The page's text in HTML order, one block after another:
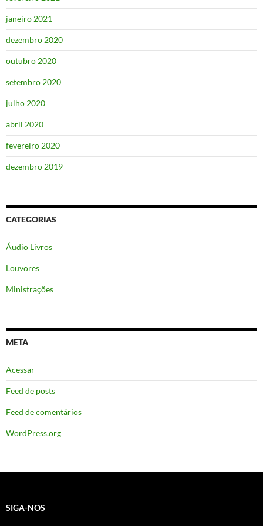
janeiro 2021
dezembro 2020
outubro 2020
setembro 2020
julho 2020
abril 2020
fevereiro 2020
dezembro 2019
CATEGORIAS
Áudio Livros
Louvores
Ministrações
META
Acessar
Feed de posts
Feed de comentários
WordPress.org
SIGA-NOS